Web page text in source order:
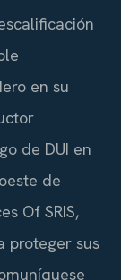
en su
de DUI en
de
Of SRIS,
proteger sus